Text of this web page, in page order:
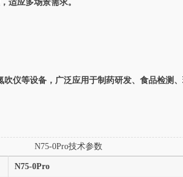
适应多场景需求。
仪等设备，广泛应用于制药研发、食品检测
N75-0Pro技术参数
N75-0Pro